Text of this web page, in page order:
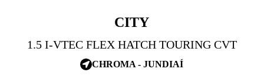
CITY
1.5 I-VTEC FLEX HATCH TOURING CVT
CHROMA - JUNDIAÍ